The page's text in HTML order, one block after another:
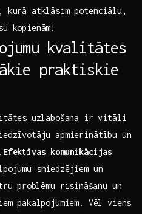
kurā atklāsim potenciālu,‍
kopienām!
kvalitātes
‍praktiskie
⁤uzlabošana ir vitāli
apmierinātību un
Efektīvas komunikācijas
‌sniedzējiem un
problēmu risināšanu un​
pakalpojumiem. Vēl ⁢viens